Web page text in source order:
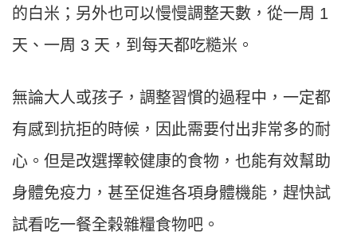
的白米；另外也可以慢慢調整天數，從一周 1
天、一周 3 天，到每天都吃糙米。
無論大人或孩子，調整習慣的過程中，一定都
有感到抗拒的時候，因此需要付出非常多的耐
心。但是改選擇較健康的食物，也能有效幫助
身體免疫力，甚至促進各項身體機能，趕快試
試看吃一餐全榖雜糧食物吧。